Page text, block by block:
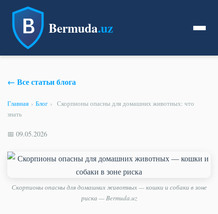
Bermuda.uz
← Все статьи блога
Главная › Блог ›
Скорпионы опасны для домашних животных: что
знать
📅 09.05.2026
Скорпионы опасны для домашних животных — кошки и собаки в зоне
риска — Bermuda.uz